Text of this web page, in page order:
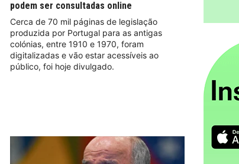
podem ser consultadas online
Cerca de 70 mil páginas de legislação
produzida por Portugal para as antigas
colónias, entre 1910 e 1970, foram
digitalizadas e vão estar acessíveis ao
público, foi hoje divulgado.